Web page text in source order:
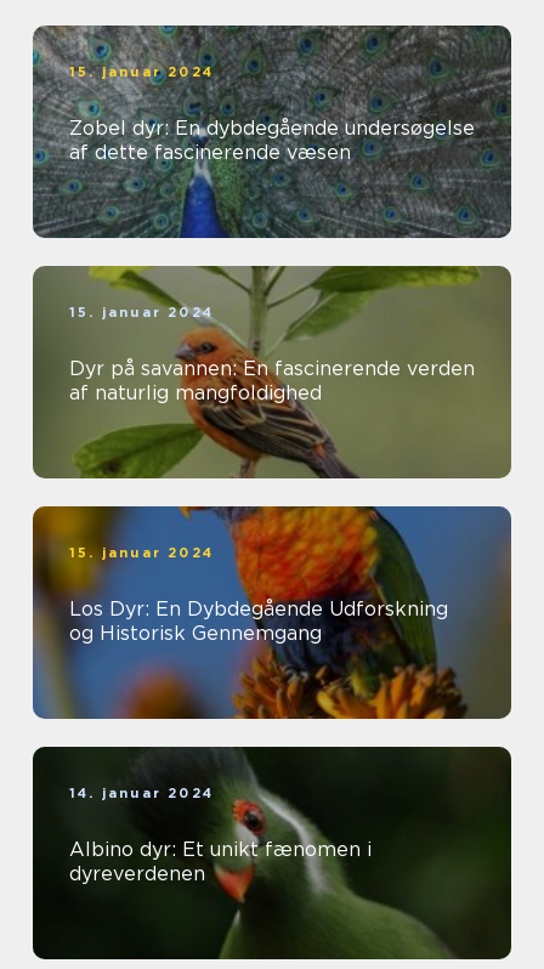
15. januar 2024
Zobel dyr: En dybdegående undersøgelse
af dette fascinerende væsen
15. januar 2024
Dyr på savannen: En fascinerende verden
af naturlig mangfoldighed
15. januar 2024
Los Dyr: En Dybdegående Udforskning
og Historisk Gennemgang
14. januar 2024
Albino dyr: Et unikt fænomen i
dyreverdenen